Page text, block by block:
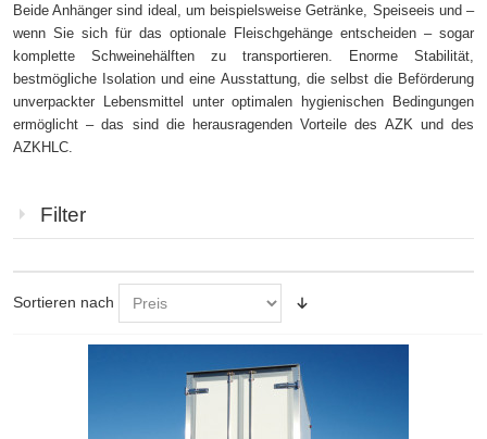
Beide Anhänger sind ideal, um beispielsweise Getränke, Speiseeis und –
wenn Sie sich für das optionale Fleischgehänge entscheiden – sogar
komplette Schweinehälften zu transportieren. Enorme Stabilität,
bestmögliche Isolation und eine Ausstattung, die selbst die Beförderung
unverpackter Lebensmittel unter optimalen hygienischen Bedingungen
ermöglicht – das sind die herausragenden Vorteile des AZK und des
AZKHLC.
Filter
Sortieren nach